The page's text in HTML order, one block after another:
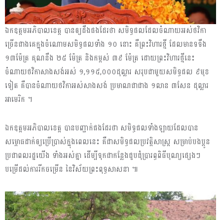
ឯកឧត្តមអភិបាលខេត្ត បានឲ្យដឹងផងដែរថា សមិទ្ធផលដែលចំណាយអស់ថវិកា
ច្រើនជាងគេក្នុងចំណោមសមិទ្ធផលទាំង ១០ នោះ គឺព្រះវិហារថ្មី ដែលមានទទឹង
១៣ម៉ែត្រ គុណនឹង ២៥ ម៉ែត្រ និងកម្ពស់ ៣៩ ម៉ែត្រ ដោយព្រះវិហារថ្មីនេះ
ចំណាយថវិកាសាងសង់អស់ ១,១១៥,០០០ដុល្លារ សរុបជាមួយសមិទ្ធផល ៩មុខ
ទៀត គឺបានចំណាយថវិកាអស់សាងសង់ ប្រមាណជាជាង ១លាន ៣សែន ដុល្លារ
អាមេរិក ។
ឯកឧត្តមអភិបាលខេត្ត បានបញ្ជាក់ផងដែរថា សមិទ្ធផលទាំងឡាយដែលបាន
សម្ពោធដាក់ឲ្យប្រើប្រាស់ក្នុងពេលនេះ គឺជាសមិទ្ធផលប្រវត្តិសាស្ត្រ សម្រាប់បងប្អូន
ប្រជាពលរដ្ឋយើង ទាំងអស់គ្នា ដើម្បីទុកជាកន្លែងជួបជុំប្រារព្ធពិធីបុណ្យផ្សេងៗ
បម្រើដល់ការរីកចម្រើន នៃវិស័យព្រះពុទ្ធសាសនា ៕